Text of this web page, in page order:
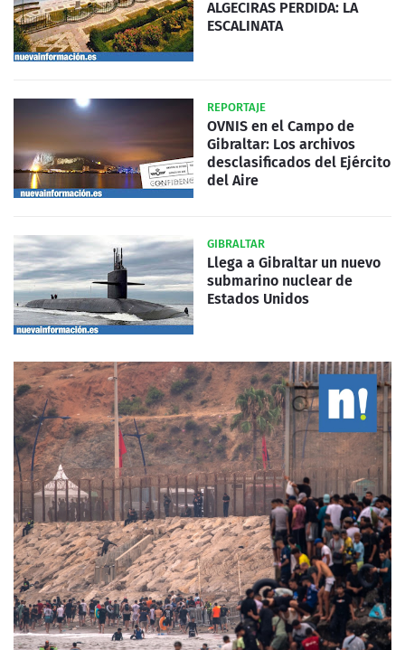
ALGECIRAS PERDIDA: LA
ESCALINATA
REPORTAJE
OVNIS en el Campo de
Gibraltar: Los archivos
desclasificados del Ejército
del Aire
GIBRALTAR
Llega a Gibraltar un nuevo
submarino nuclear de
Estados Unidos